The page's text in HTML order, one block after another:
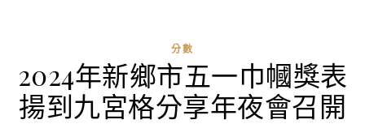
分數
2024年新鄉市五一巾幗獎表
揚到九宮格分享年夜會召開
0